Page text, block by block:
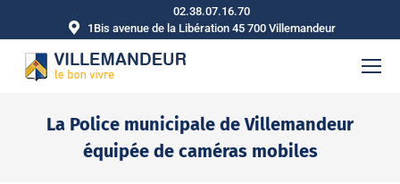
02.38.07.16.70
1Bis avenue de la Libération 45 700 Villemandeur
La Police municipale de Villemandeur
équipée de caméras mobiles